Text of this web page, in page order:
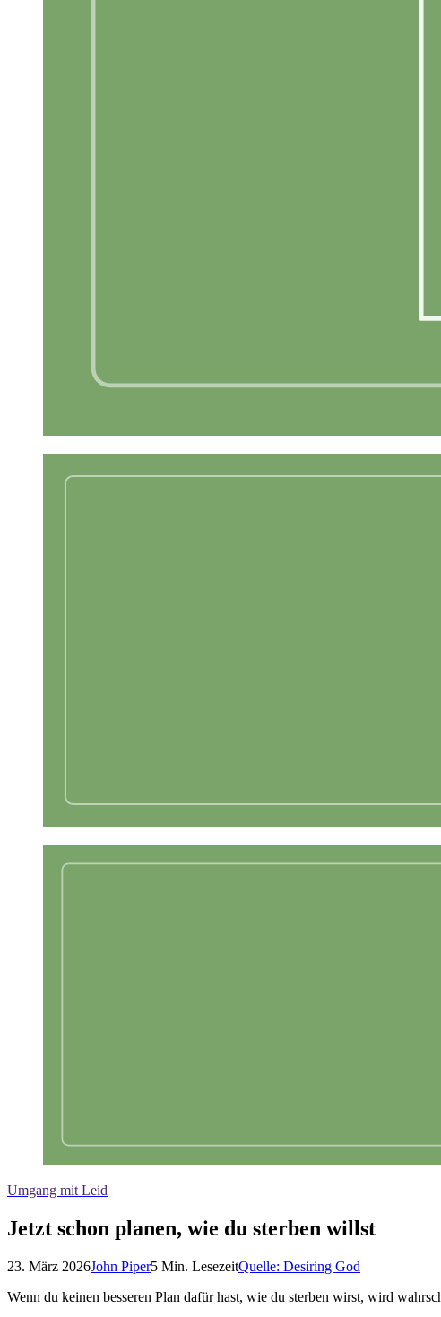
Umgang mit Leid
Jetzt schon planen, wie du sterben willst
23. März 2026John Piper5 Min. LesezeitQuelle: Desiring God
Wenn du keinen besseren Plan dafür hast, wie du sterben wirst, wird